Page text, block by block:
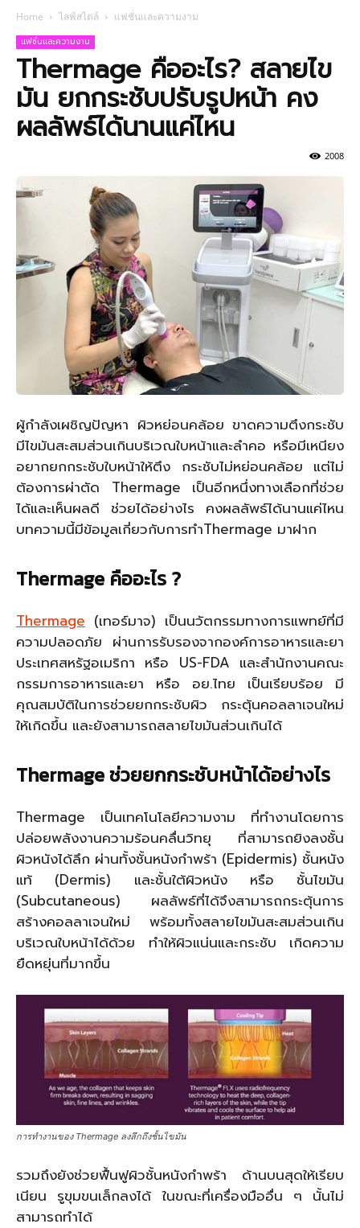
Home ไลฟ์สไตล์ แฟชั่นและความงาม
แฟชั่นและความงาม
Thermage คืออะไร? สลายไข
มัน ยกกระชับปรับรูปหน้า คง
ผลลัพธ์ได้นานแค่ไหน
2008
ผู้กำลังเผชิญปัญหา ผิวหย่อนคล้อย ขาดความตึงกระชับ
มีไขมันสะสมส่วนเกินบริเวณใบหน้าและลำคอ หรือมีเหนียง
อยากยกกระชับใบหน้าให้ตึง กระชับไม่หย่อนคล้อย แต่ไม่
ต้องการผ่าตัด Thermage เป็นอีกหนึ่งทางเลือกที่ช่วย
ได้และเห็นผลดี ช่วยได้อย่างไร คงผลลัพธ์ได้นานแค่ไหน
บทความนี้มีข้อมูลเกี่ยวกับการทำThermage มาฝาก
Thermage คืออะไร ?
Thermage (เทอร์มาจ) เป็นนวัตกรรมทางการแพทย์ที่มี
ความปลอดภัย ผ่านการรับรองจากองค์การอาหารและยา
ประเทศสหรัฐอเมริกา หรือ US-FDA และสำนักงานคณะ
กรรมการอาหารและยา หรือ อย.ไทย เป็นเรียบร้อย มี
คุณสมบัติในการช่วยยกกระชับผิว กระตุ้นคอลลาเจนใหม่
ให้เกิดขึ้น และยังสามารถสลายไขมันส่วนเกินได้
Thermageช่วยยกกระชับหน้าได้อย่างไร
Thermage เป็นเทคโนโลยีความงาม ที่ทำงานโดยการ
ปล่อยพลังงานความร้อนคลื่นวิทยุ ที่สามารถยิงลงชั้น
ผิวหนังได้ลึก ผ่านทั้งชั้นหนังกำพร้า (Epidermis) ชั้นหนัง
แท้ (Dermis) และชั้นใต้ผิวหนัง หรือ ชั้นไขมัน
(Subcutaneous) ผลลัพธ์ที่ได้จึงสามารถกระตุ้นการ
สร้างคอลลาเจนใหม่ พร้อมทั้งสลายไขมันสะสมส่วนเกิน
บริเวณใบหน้าได้ด้วย ทำให้ผิวแน่นและกระชับ เกิดความ
ยืดหยุ่นที่มากขึ้น
การทำงานของ Thermage ลงลึกถึงชั้นไขมัน
รวมถึงยังช่วยฟื้นฟูผิวชั้นหนังกำพร้า ด้านบนสุดให้เรียบ
เนียน รูขุมขนเล็กลงได้ ในขณะที่เครื่องมืออื่น ๆ นั้นไม่
สามารถทำได้